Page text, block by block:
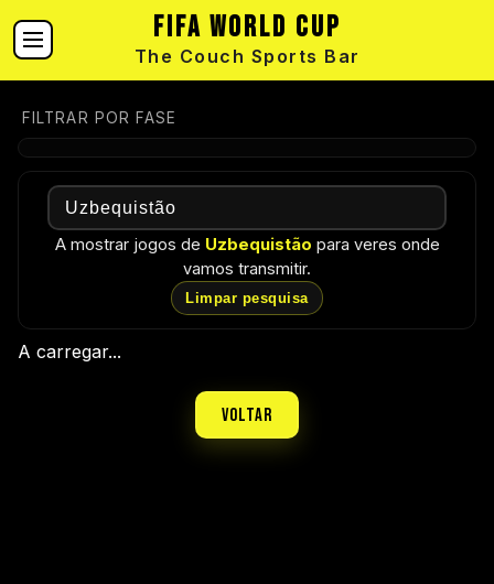
FIFA World Cup
The Couch Sports Bar
FILTRAR POR FASE
A mostrar jogos de Uzbequistão para veres onde
vamos transmitir.
Limpar pesquisa
A carregar...
Voltar